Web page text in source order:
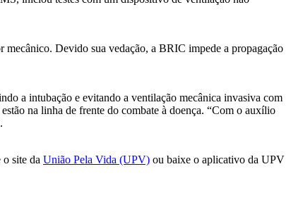
Devido sua vedação, a BRIC impede a propagação
a intubação e evitando a ventilação mecânica invasiva com
na linha de frente do combate à doença. “Com o auxílio
o site da União Pela Vida (UPV) ou baixe o aplicativo da UPV